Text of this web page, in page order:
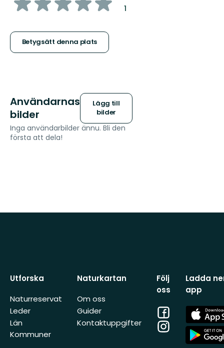
stjärnor
Betygsätt denna plats
1:
Användarnas
bilder
Lägg till
bilder
Inga användarbilder ännu. Bli den
första att dela!
Utforska
Naturreservat
Leder
Län
Kommuner
Naturkartan
Om oss
Guider
Kontaktuppgifter
Följ
oss
Facebook
Instagram
Ladda
app
App
Store
App
Store